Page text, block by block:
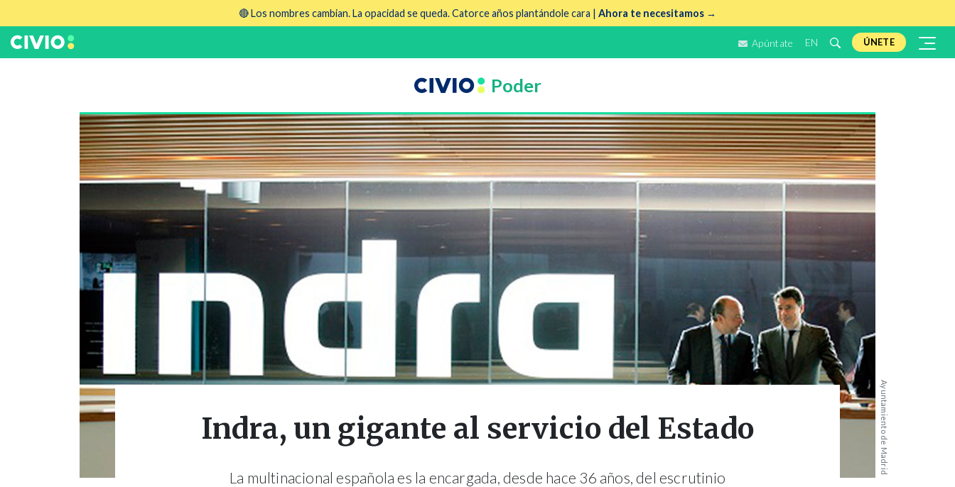
🔴 Los nombres cambian. La opacidad se queda. Catorce años plantándole cara | Ahora te necesitamos →
Apúntate EN ÚNETE
Poder
Ayuntamiento de Madrid
Indra, un gigante al servicio del Estado
La multinacional española es la encargada, desde hace 36 años, del escrutinio